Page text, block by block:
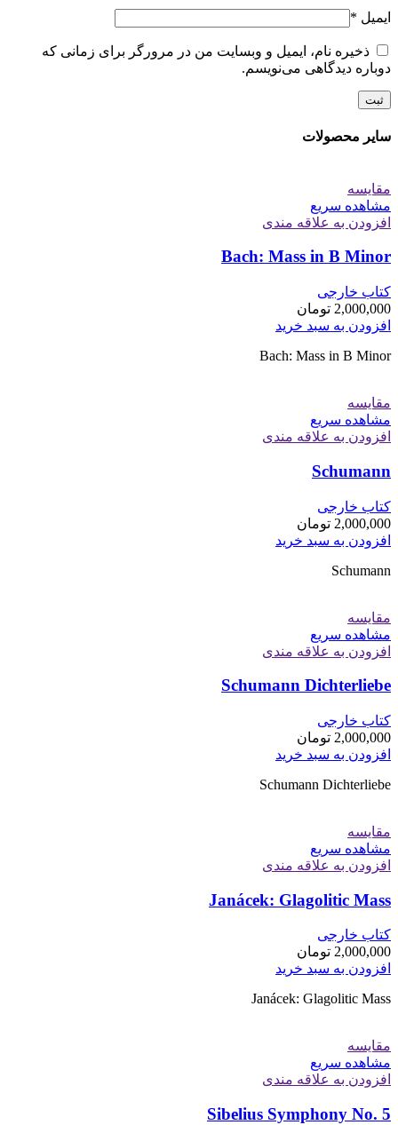
ایمیل *
ذخیره نام، ایمیل و وبسایت من در مرورگر برای زمانی که
دوباره دیدگاهی می‌نویسم.
سایر محصولات
مقایسه
مشاهده سریع
افزودن به علاقه مندی
Bach: Mass in B Minor
کتاب خارجی
2,000,000 تومان
افزودن به سبد خرید
Bach: Mass in B Minor
مقایسه
مشاهده سریع
افزودن به علاقه مندی
Schumann
کتاب خارجی
2,000,000 تومان
افزودن به سبد خرید
Schumann
مقایسه
مشاهده سریع
افزودن به علاقه مندی
Schumann Dichterliebe
کتاب خارجی
2,000,000 تومان
افزودن به سبد خرید
Schumann Dichterliebe
مقایسه
مشاهده سریع
افزودن به علاقه مندی
Janácek: Glagolitic Mass
کتاب خارجی
2,000,000 تومان
افزودن به سبد خرید
Janácek: Glagolitic Mass
مقایسه
مشاهده سریع
افزودن به علاقه مندی
Sibelius Symphony No. 5